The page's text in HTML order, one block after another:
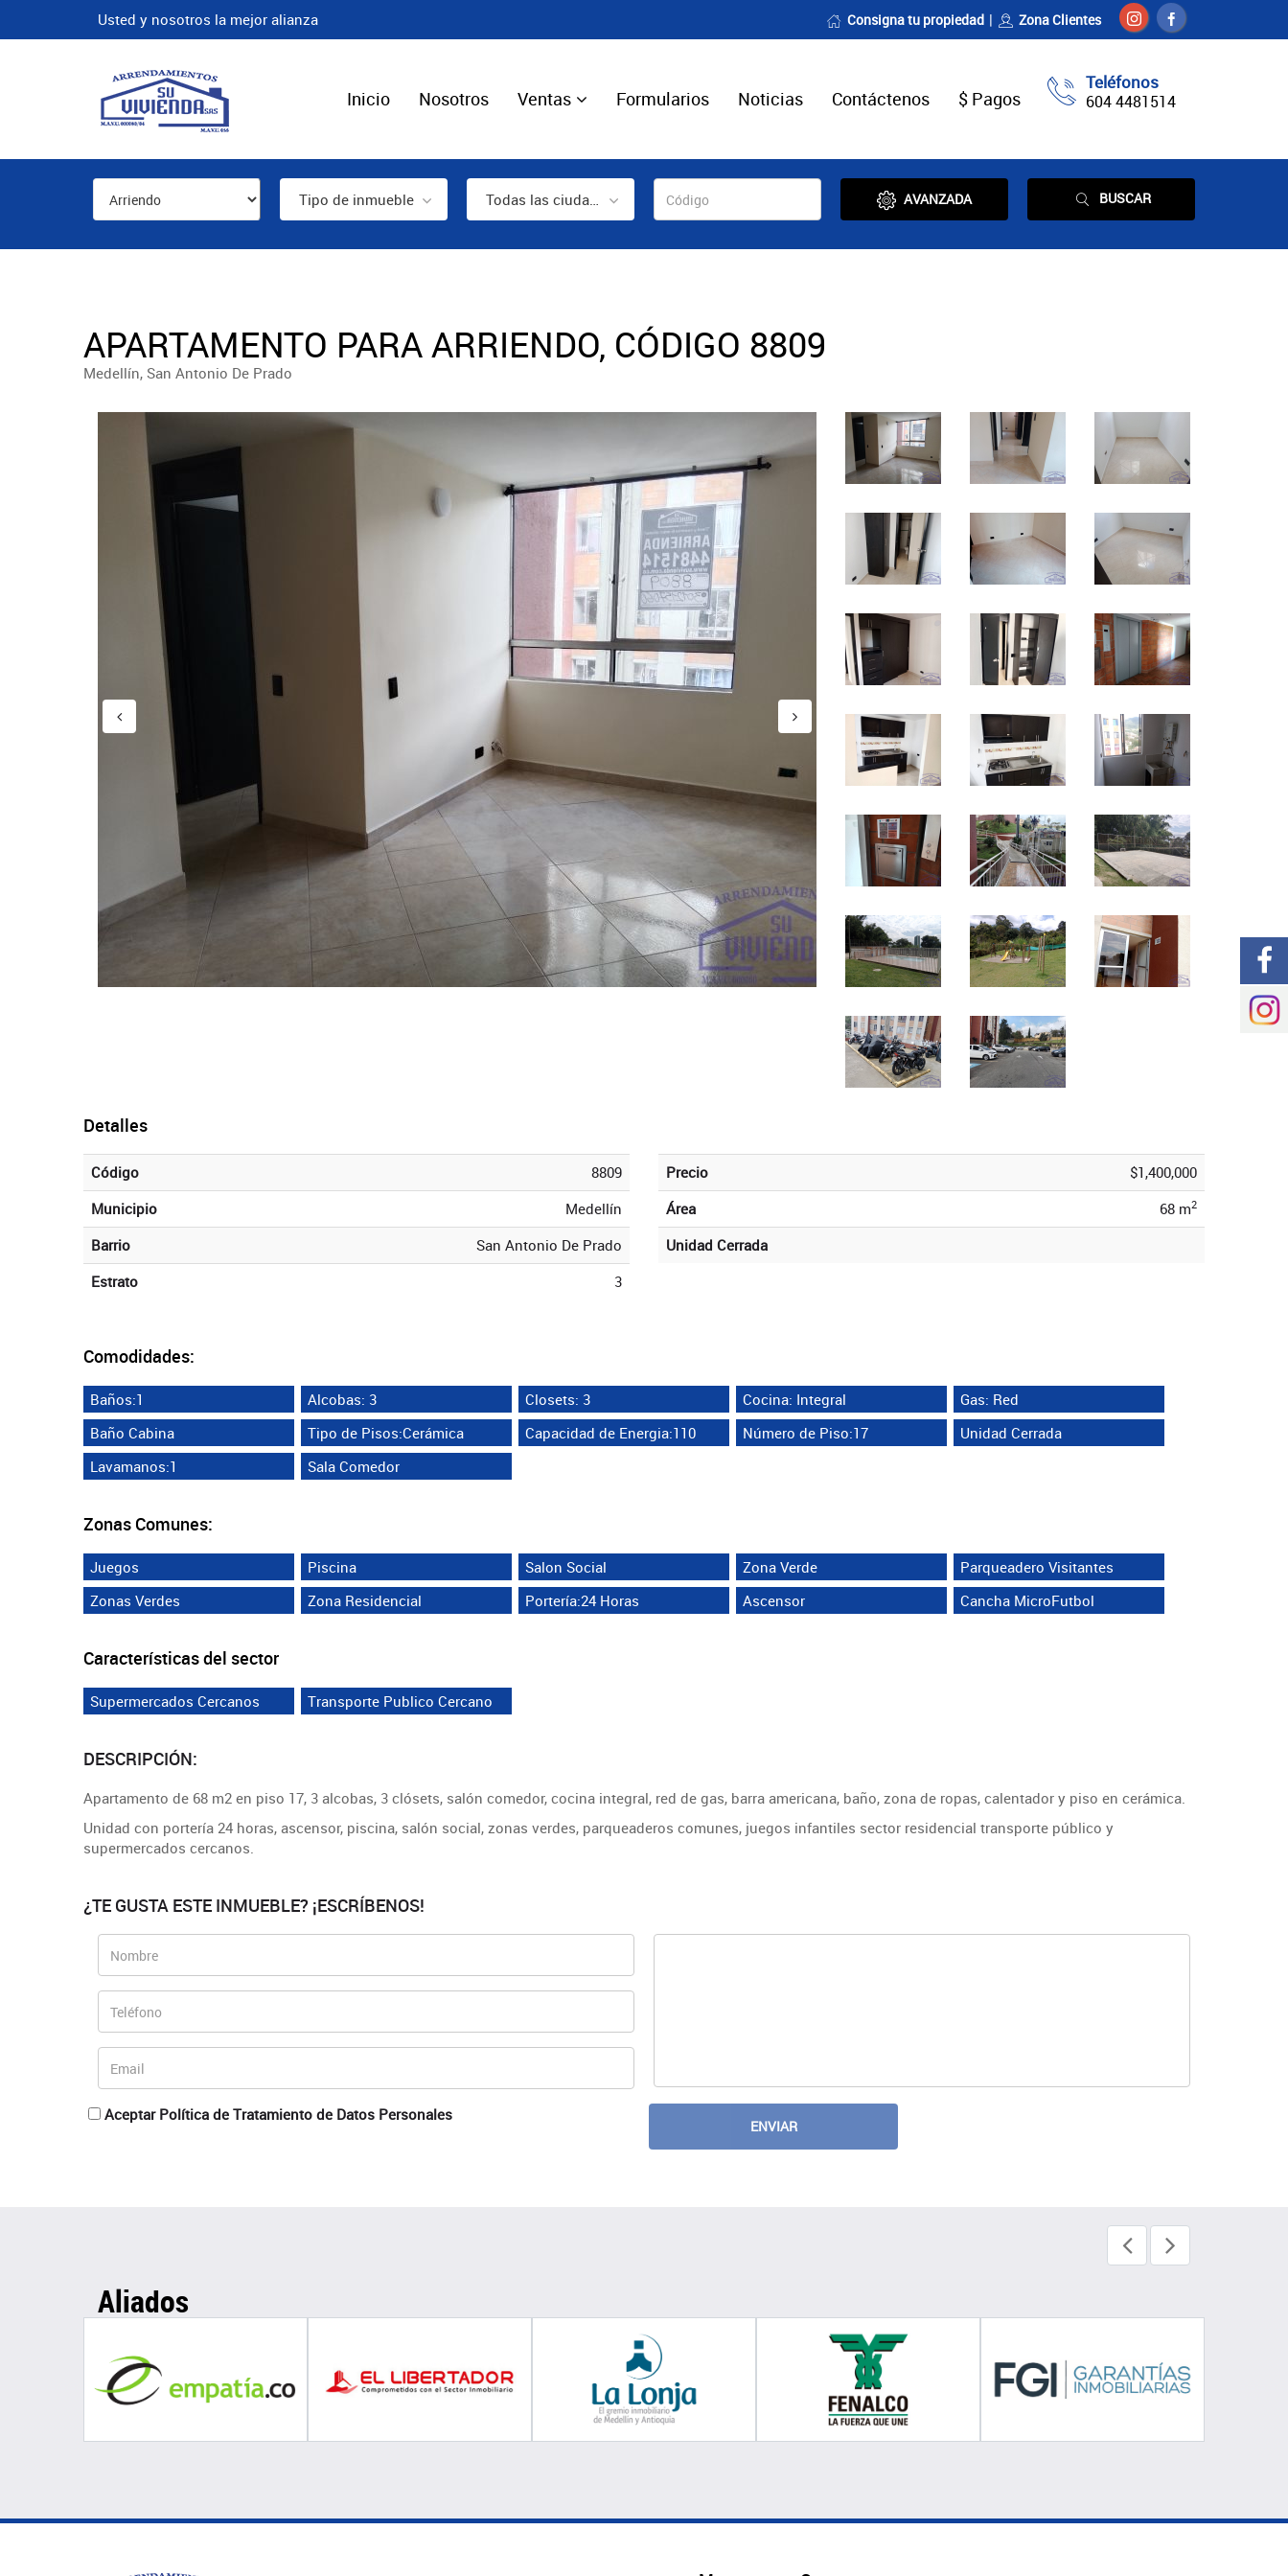
Usted y nosotros la mejor alianza Consigna tu propiedad Zona Clientes
Teléfonos
604 4481514
Inicio Nosotros Ventas Formularios Noticias Contáctenos $ Pagos
Tipo de inmueble Todas las ciudades AVANZADA BUSCAR
APARTAMENTO PARA ARRIENDO, CÓDIGO 8809
Medellín, San Antonio De Prado
Detalles
Código
8809
Municipio
Medellín
Barrio
San Antonio De Prado
Estrato
3
Precio
$1,400,000
Área
68 m2
Unidad Cerrada
Comodidades:
Baños:1 Alcobas: 3 Closets: 3 Cocina: Integral
Gas: Red
Baño Cabina
Tipo de Pisos:Cerámica Capacidad de Energia:110 Número de Piso:17
Unidad Cerrada
Lavamanos:1
Sala Comedor
Zonas Comunes:
Juegos Piscina Salon Social Zona Verde
Parqueadero Visitantes
Zonas Verdes
Zona Residencial Portería:24 Horas Ascensor Cancha MicroFutbol
Características del sector
Supermercados Cercanos Transporte Publico Cercano
DESCRIPCIÓN:
Apartamento de 68 m2 en piso 17, 3 alcobas, 3 clósets, salón comedor, cocina integral, red de gas, barra americana, baño, zona de ropas, calentador y piso en cerámica.
Unidad con portería 24 horas, ascensor, piscina, salón social, zonas verdes, parqueaderos comunes, juegos infantiles sector residencial transporte público y
supermercados cercanos.
¿TE GUSTA ESTE INMUEBLE? ¡ESCRÍBENOS!
Aceptar Política de Tratamiento de Datos Personales
Aliados